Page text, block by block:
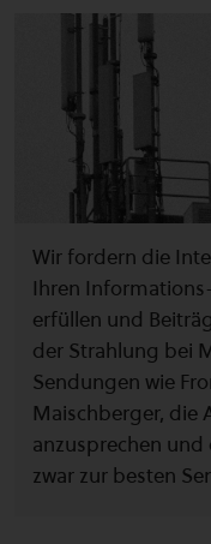
Wir fordern die
Ihren
erfüllen und
der Strahlung bei
Sendungen wie
Maischberger, die
anzusprechen
zwar zur besten